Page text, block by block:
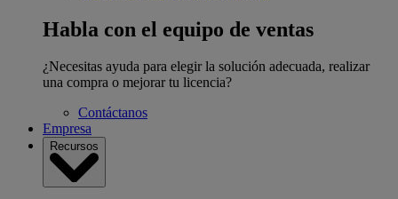
Habla con el equipo de ventas
¿Necesitas ayuda para elegir la solución adecuada, realizar
una compra o mejorar tu licencia?
Contáctanos
Empresa
Recursos